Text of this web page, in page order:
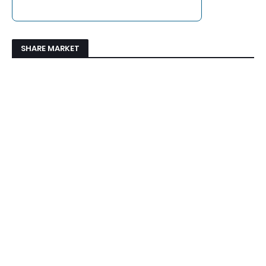
SHARE MARKET